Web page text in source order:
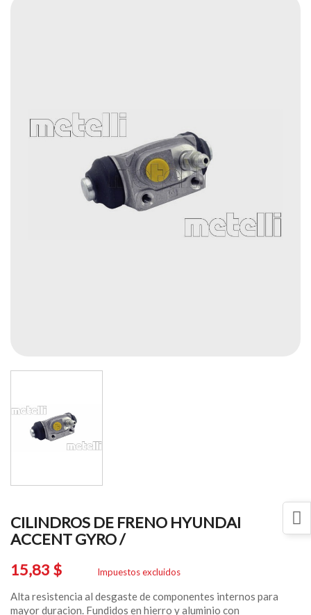
CILINDROS DE FRENO HYUNDAI
ACCENT GYRO /
15,83 $
Impuestos excluidos
Alta resistencia al desgaste de componentes internos para
mayor duracion. Fundidos en hierro y aluminio con